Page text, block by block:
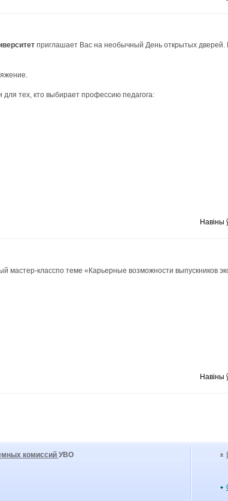
приглашает Вас на необычный День открытых дверей.
тех, кто выбирает профессию педагога:
Навіны
мастер-класспо теме «Карьерные возможности выпускников
Навіны
комиссий УВО